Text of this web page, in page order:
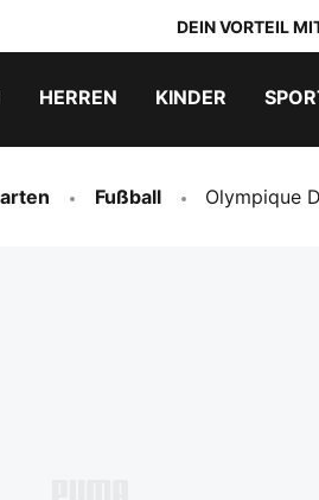
DEIN VORTEIL
HERREN KINDER
Fußball Olympique